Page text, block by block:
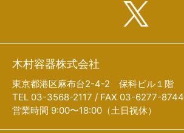
木村容器株式会社
東京都港区麻布台2-4-2 保科ビル１階
TEL 03-3568-2117 / FAX 03-6277-8744
営業時間 9:00〜18:00（土日祝休）